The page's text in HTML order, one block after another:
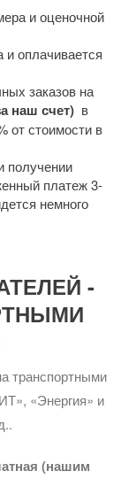
и оценочной
и оплачивается
заказов на
наш счет) в
от стоимости в
получении
платеж 3-
немного
-
транспортными
«Энергия» и
(нашим